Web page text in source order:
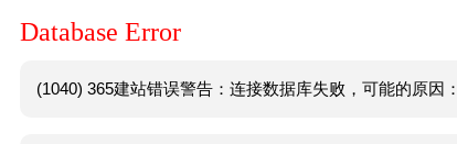
Database Error
(1040) 365建站错误警告：连接数据库失败，可能的原因